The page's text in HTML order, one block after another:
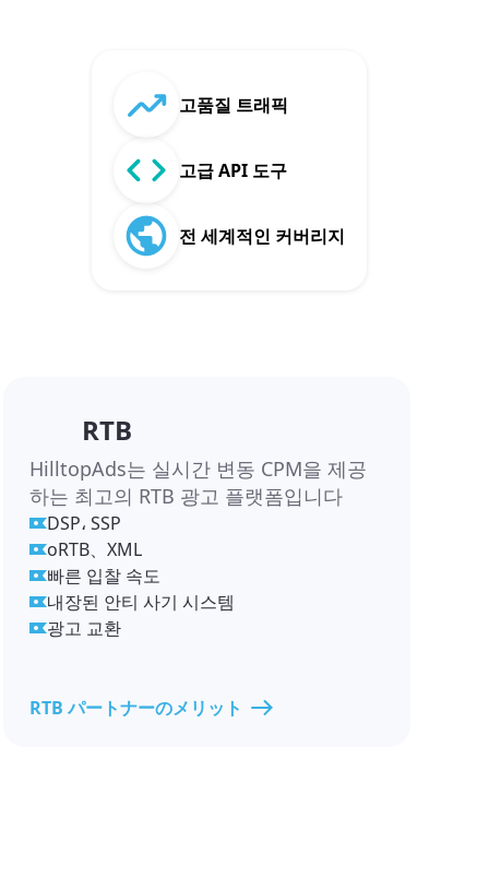
고품질 트래픽
고급 API 도구
전 세계적인 커버리지
RTB
HilltopAds는 실시간 변동 CPM을 제공
하는 최고의 RTB 광고 플랫폼입니다
DSP، SSP
oRTB、XML
빠른 입찰 속도
내장된 안티 사기 시스템
광고 교환
RTB パートナーのメリット